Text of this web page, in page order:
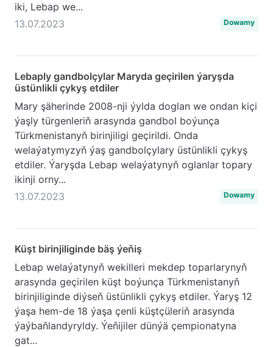
iki, Lebap we...
13.07.2023
Dowamy
Lebaply gandbolçylar Maryda geçirilen ýaryşda
üstünlikli çykyş etdiler
Mary şäherinde 2008-nji ýylda doglan we ondan kiçi
ýaşly türgenleriň arasynda gandbol boýunça
Türkmenistanyň birinjiligi geçirildi. Onda
welaýatymyzyň ýaş gandbolçylary üstünlikli çykyş
etdiler. Ýaryşda Lebap welaýatynyň oglanlar topary
ikinji orny...
13.07.2023
Dowamy
Küşt birinjiliginde bäş ýeňiş
Lebap welaýatynyň wekilleri mekdep toparlarynyň
arasynda geçirilen küşt boýunça Türkmenistanyň
birinjiliginde diýseň üstünlikli çykyş etdiler. Ýaryş 12
ýaşa hem-de 18 ýaşa çenli küştçüleriň arasynda
ýaýbaňlandyryldy. Ýeňijiler dünýä çempionatyna
gat...